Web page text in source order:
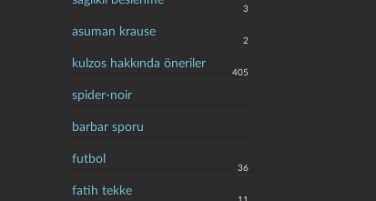
3
asuman krause
2
kulzos hakkında öneriler
405
spider-noir
barbar sporu
futbol
36
fatih tekke